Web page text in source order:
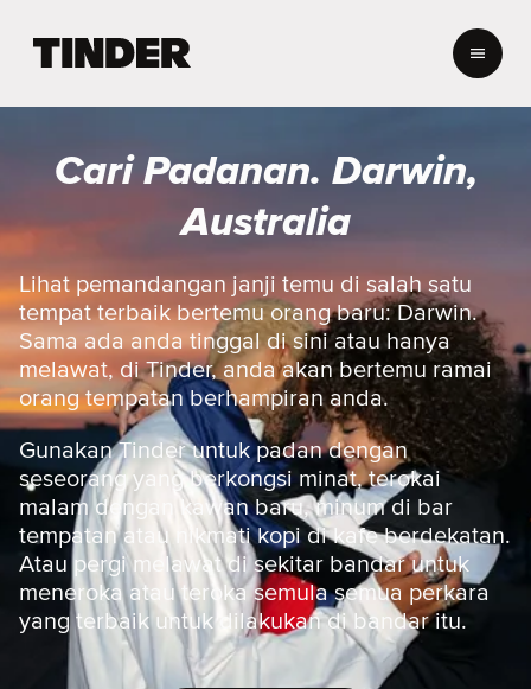
a
U
a
m
a
T
i
n
d
e
r
Cari Padanan. Darwin,
Australia
Lihat pemandangan janji temu di salah satu
tempat terbaik bertemu orang baru: Darwin.
Sama ada anda tinggal di sini atau hanya
melawat, di Tinder, anda akan bertemu ramai
orang tempatan berhampiran anda.
Gunakan Tinder untuk padan dengan
seseorang yang berkongsi minat, terokai
malam dengan kawan baru, minum di bar
tempatan atau nikmati kopi di kafe berdekatan.
Atau pergi melawat di sekitar bandar untuk
meneroka atau teroka semula semua perkara
yang terbaik untuk dilakukan di bandar itu.